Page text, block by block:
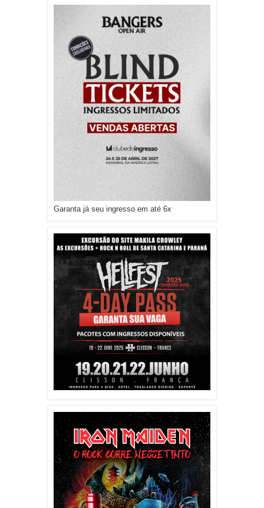
Garanta já seu ingresso em até 6x